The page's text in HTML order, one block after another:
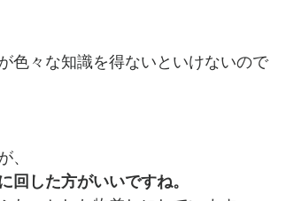
色々な知識を得ないといけないので
、
回した方がいいですね。